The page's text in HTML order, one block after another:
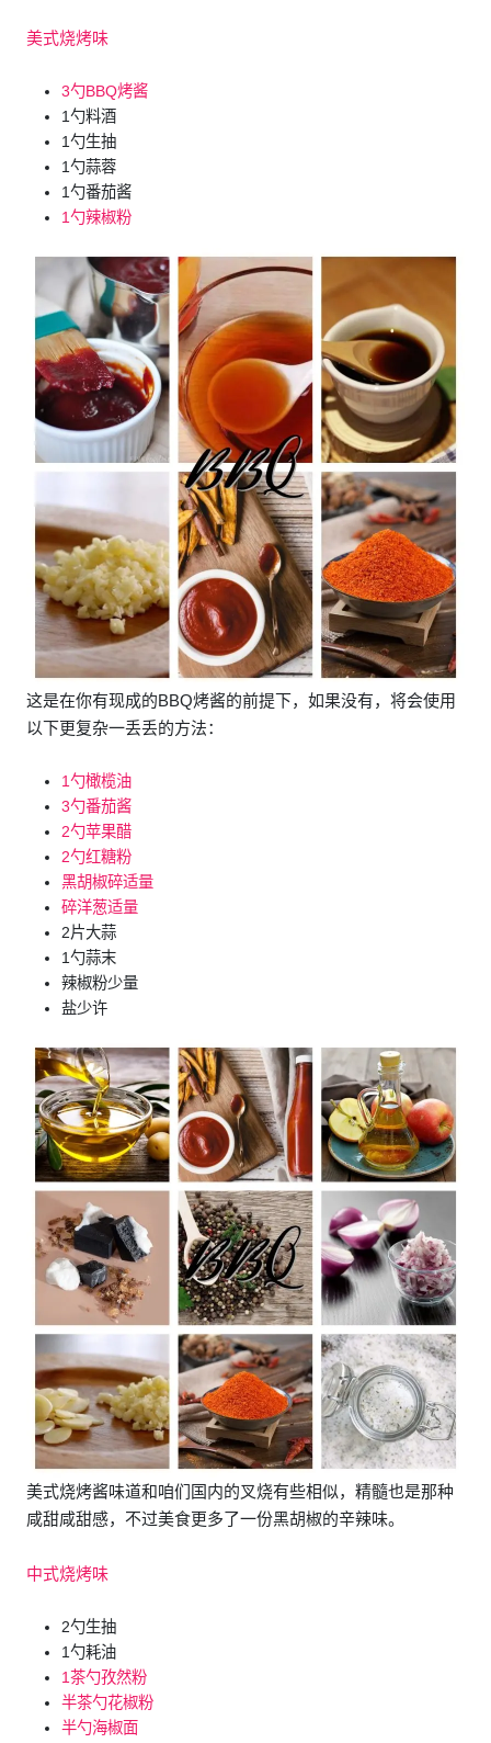
美式烧烤味
3勺BBQ烤酱
1勺料酒
1勺生抽
1勺蒜蓉
1勺番茄酱
1勺辣椒粉
这是在你有现成的BBQ烤酱的前提下，如果没有，将会使用
以下更复杂一丢丢的方法：
1勺橄榄油
3勺番茄酱
2勺苹果醋
2勺红糖粉
黑胡椒碎适量
碎洋葱适量
2片大蒜
1勺蒜末
辣椒粉少量
盐少许
美式烧烤酱味道和咱们国内的叉烧有些相似，精髓也是那种
咸甜咸甜感，不过美食更多了一份黑胡椒的辛辣味。
中式烧烤味
2勺生抽
1勺耗油
1茶勺孜然粉
半茶勺花椒粉
半勺海椒面